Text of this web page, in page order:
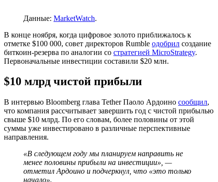
Данные: MarketWatch.
В конце ноября, когда цифровое золото приближалось к
отметке $100 000, совет директоров Rumble одобрил создание
биткоин-резерва по аналогии со стратегией MicroStrategy.
Первоначальные инвестиции составили $20 млн.
$10 млрд чистой прибыли
В интервью Bloomberg глава Tether Паоло Ардоино сообщил,
что компания рассчитывает завершить год с чистой прибылью
свыше $10 млрд. По его словам, более половины от этой
суммы уже инвестировано в различные перспективные
направления.
«В следующем году мы планируем направить не
менее половины прибыли на инвестиции», —
отметил Ардоино и подчеркнул, что «это только
начало».